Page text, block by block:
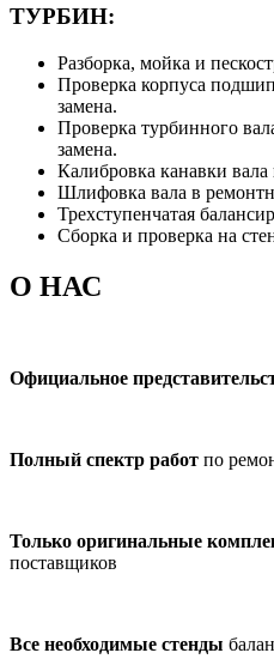
ТУРБИН:
Разборка, мойка и
Проверка корпуса
замена.
Проверка турбинного
замена.
Калибровка канавки
Шлифовка вала в
Трехступенчатая
Сборка и проверка на
О НАС
Официальное
Полный спектр работ по
Только оригинальные
поставщиков
Все необходимые стенды